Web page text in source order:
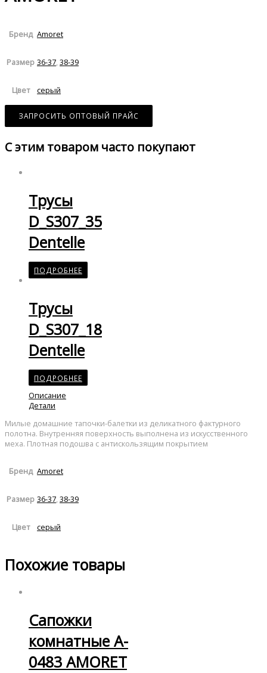
Бренд Amoret
Размер 36-37,38-39
Цвет серый
ЗАПРОСИТЬ ОПТОВЫЙ ПРАЙС
С этим товаром часто покупают
Трусы
D_S307_35
Dentelle
ПОДРОБНЕЕ
Трусы
D_S307_18
Dentelle
ПОДРОБНЕЕ
Описание
Детали
Милые домашние тапочки-балетки из деликатного фактурного
полотна. Внутренняя поверхность выполнена из искусственного
меха. Плотная подошва с антискользящим покрытием
Бренд Amoret
Размер 36-37 38-39
Цвет серый
Похожие товары
Сапожки
комнатные A-
0483 AMORET